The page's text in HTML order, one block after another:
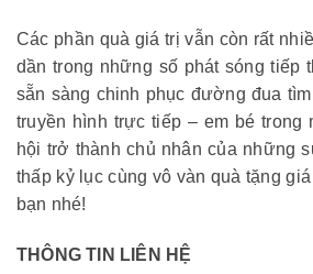
Các phần quà giá trị vẫn còn rất
dần trong những số phát sóng tiếp
sẵn sàng chinh phục đường đua
truyền hình trực tiếp – em bé trong
hội trở thành chủ nhân của những
thấp kỷ lục cùng vô vàn quà tặng
bạn nhé!
THÔNG TIN LIÊN HỆ